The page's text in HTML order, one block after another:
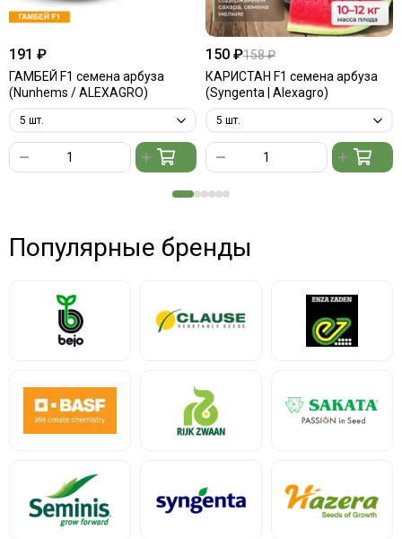
191 ₽
ГАМБЕЙ F1 семена арбуза
(Nunhems / ALEXAGRO)
150 ₽158 ₽
КАРИСТАН F1 семена арбуза
(Syngenta | Alexagro)
Популярные бренды